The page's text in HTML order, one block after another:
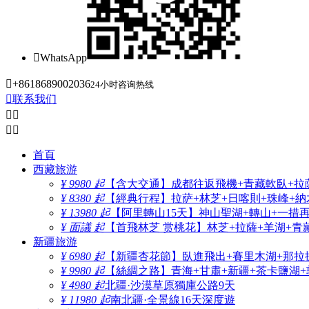
WhatsApp
+861868900203624小时咨询热线
联系我们
 
 
首頁
西藏旅游
¥ 9980 起【含大交通】成都往返飛機+青藏軟臥+
¥ 8380 起【經典行程】拉萨+林芝+日喀則+珠峰+納
¥ 13980 起【阿里轉山15天】神山聖湖+轉山+一措
¥ 面議 起【首飛林芝 赏桃花】林芝+拉薩+羊湖+青
新疆旅游
¥ 6980 起【新疆杏花節】臥進飛出+賽里木湖+那
¥ 9980 起【絲綢之路】青海+甘肅+新疆+茶卡鹽湖
¥ 4980 起北疆·沙漠草原獨庫公路9天
¥ 11980 起南北疆·全景線16天深度遊